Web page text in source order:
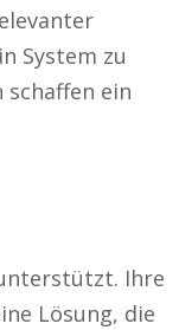
System zu
ein
Ihre
Lösung, die